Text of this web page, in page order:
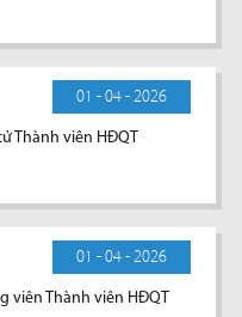
01 - 04 - 2026
Thành viên HĐQT
01 - 04 - 2026
viên Thành viên HĐQT